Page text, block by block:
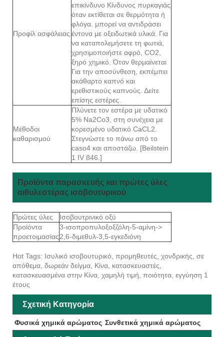
Προφίλ ασφάλειας
επικίνδυνο Κίνδυνος πυρκαγιάς
όταν εκτίθεται σε θερμότητα ή
φλόγα. μπορεί να αντιδράσει
έντονα με οξειδωτικά υλικά. Για
να καταπολεμήσετε τη φωτιά,
χρησιμοποιήστε αφρό, CO2,
ξηρό χημικό. Όταν θερμαίνεται
Για την αποσύνθεση, εκπέμπει
ακάθαρτο καπνό και
ερεθιστικούς καπνούς. Δείτε
επίσης εστέρες.
Μέθοδοι
καθαρισμού
Πλύνετε τον εστέρα με υδατικό
5% Na2Co3, στη συνέχεια με
κορεσμένο υδατικό CaCL2.
Στεγνώστε το πάνω από το
caso4 και αποστάζω. [Beilstein
1 IV 846.]
Προϊόντα παρασκευής και πρώτες ύλες
αιθυλεστέρας ισοβουτυρικού
Πρώτες ύλες
Ισοβουτρινικό οξύ
Προϊόντα
προετοιμασίας
3-ισοπροπυλοξοξζόλη-5-αμίνη->
2,6-διμεθυλ-3,5-εγκεδιόνη
Hot Tags: Ισυλικό ισοβουτυρικό, προμηθευτές, χονδρικής, σε
απόθεμα, δωρεάν δείγμα, Κίνα, κατασκευαστές,
κατασκευασμένα στην Κίνα, χαμηλή τιμή, ποιότητα, εγγύηση 1
έτους
Σχετική Κατηγορία
Φυσικά χημικά αρώματος Συνθετικά χημικά αρώματος